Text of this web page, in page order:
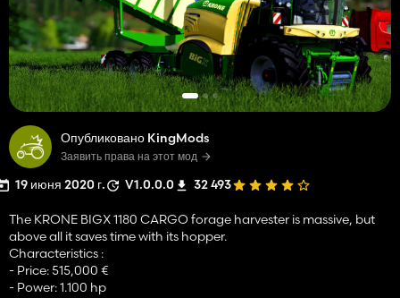
Опубликовано KingMods
Заявить права на этот мод
19 июня 2020 г. V1.0.0.0 32 493
The KRONE BIGX 1180 CARGO forage harvester is massive, but
above all it saves time with its hopper.
Characteristics :
- Price: 515,000 €
- Power: 1.100 hp